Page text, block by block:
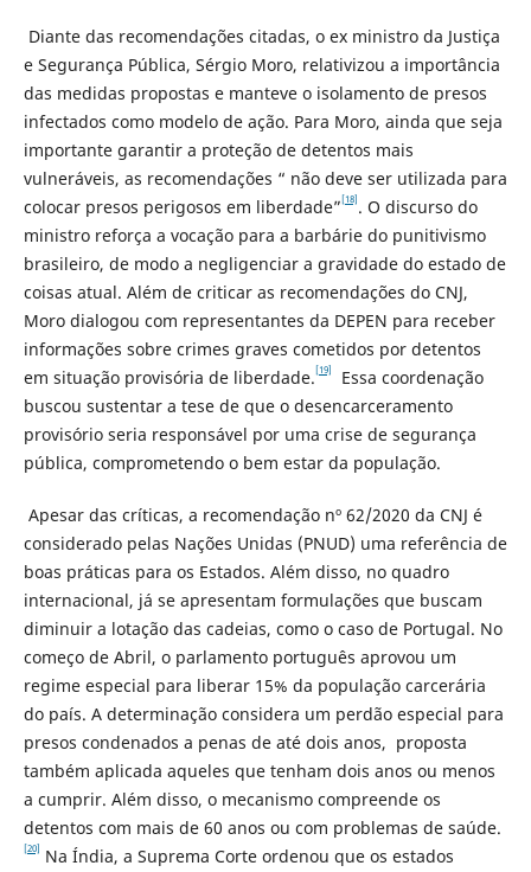
Diante das recomendações citadas, o ex ministro da Justiça
e Segurança Pública, Sérgio Moro, relativizou a importância
das medidas propostas e manteve o isolamento de presos
infectados como modelo de ação. Para Moro, ainda que seja
importante garantir a proteção de detentos mais
vulneráveis, as recomendações “ não deve ser utilizada para
colocar presos perigosos em liberdade” [18] . O discurso do
ministro reforça a vocação para a barbárie do punitivismo
brasileiro, de modo a negligenciar a gravidade do estado de
coisas atual. Além de criticar as recomendações do CNJ,
Moro dialogou com representantes da DEPEN para receber
informações sobre crimes graves cometidos por detentos
em situação provisória de liberdade. [19]
Essa coordenação
buscou sustentar a tese de que o desencarceramento
provisório seria responsável por uma crise de segurança
pública, comprometendo o bem estar da população.
Apesar das críticas, a recomendação nº 62/2020 da CNJ é
considerado pelas Nações Unidas (PNUD) uma referência de
boas práticas para os Estados. Além disso, no quadro
internacional, já se apresentam formulações que buscam
diminuir a lotação das cadeias, como o caso de Portugal. No
começo de Abril, o parlamento português aprovou um
regime especial para liberar 15% da população carcerária
do país. A determinação considera um perdão especial para
presos condenados a penas de até dois anos, proposta
também aplicada aqueles que tenham dois anos ou menos
a cumprir. Além disso, o mecanismo compreende os
detentos com mais de 60 anos ou com problemas de saúde.
[20]
Na Índia, a Suprema Corte ordenou que os estados